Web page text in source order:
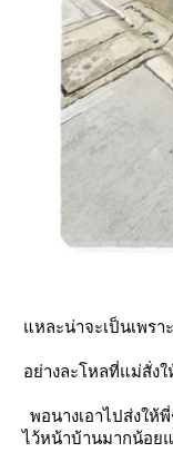
หละน่าจะเป็นเพรา
อย่างละโหลที่แม่สั่ง
พอนางเอาไปส่งให้
ไว้หน้าบ้านมากน้อย